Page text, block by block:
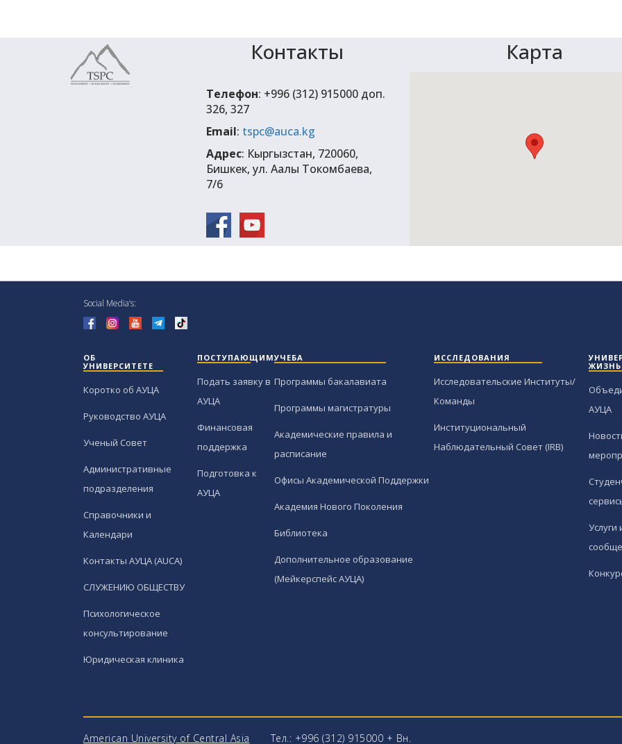
Контакты
Телефон: +996 (312) 915000 доп.
326, 327
Email: tspc@auca.kg
Адрес: Кыргызстан, 720060,
Бишкек, ул. Аалы Токомбаева,
7/6
Карта
Social Media’s:
ОБ
УНИВЕРСИТЕТЕ
Коротко об АУЦА
Руководство АУЦА
Ученый Совет
Административные
подразделения
Справочники и
Календари
Контакты АУЦА (AUCA)
СЛУЖЕНИЮ ОБЩЕСТВУ
Психологическое
консультирование
Юридическая клиника
ПОСТУПАЮЩИМ
Подать заявку в
АУЦА
Финансовая
поддержка
Подготовка к
АУЦА
УЧЕБА
Программы бакалавиата
Программы магистратуры
Академические правила и
расписание
Офисы Академической Поддержки
Академия Нового Поколения
Библиотека
Дополнительное образование
(Мейкерспейс АУЦА)
ИССЛЕДОВАНИЯ
Исследовательские Институты/
Команды
Институциональный
Наблюдательный Совет (IRB)
ЖИЗНЬ
АУЦА
Услуги
American University of Central Asia Тел.: +996 (312) 915000 + Вн.